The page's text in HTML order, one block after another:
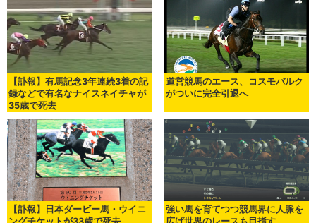
【訃報】有馬記念3年連続3着の記
録などで有名なナイスネイチャが
35歳で死去
道営競馬のエース、コスモバルク
がついに完全引退へ
【訃報】日本ダービー馬・ウイニ
強い馬を育てつつ競馬界に人脈を